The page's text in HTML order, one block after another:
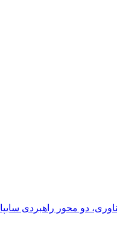
دو محور راهبردی سایپا